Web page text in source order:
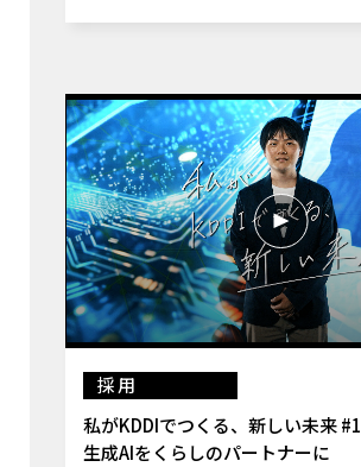
採用
私がKDDIでつくる、新しい未来 #1
生成AIをくらしのパートナーに